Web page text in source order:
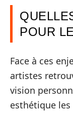
POUR
Face à ces
artistes
vision
esthétique les